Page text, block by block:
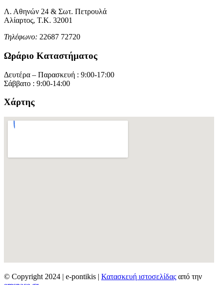
Λ. Αθηνών 24 & Σωτ. Πετρουλά
Αλίαρτος, Τ.Κ. 32001
Τηλέφωνο: 22687 72720
Ωράριο Καταστήματος
Δευτέρα – Παρασκευή : 9:00-17:00
Σάββατο : 9:00-14:00
Χάρτης
© Copyright 2024 | e-pontikis | Κατασκευή ιστοσελίδας από την